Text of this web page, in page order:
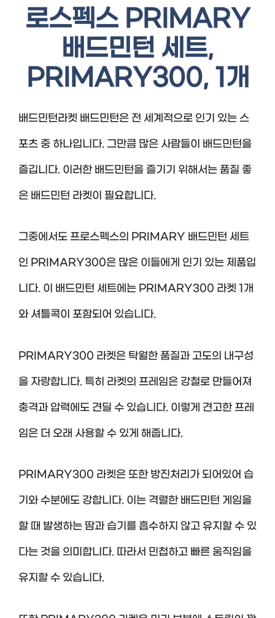
로스펙스 PRIMARY
배드민턴 세트,
PRIMARY300, 1개
배드민턴라켓 배드민턴은 전 세계적으로 인기 있는 스
포츠 중 하나입니다. 그만큼 많은 사람들이 배드민턴을
즐깁니다. 이러한 배드민턴을 즐기기 위해서는 품질 좋
은 배드민턴 라켓이 필요합니다.
그중에서도 프로스펙스의 PRIMARY 배드민턴 세트
인 PRIMARY300은 많은 이들에게 인기 있는 제품입
니다. 이 배드민턴 세트에는 PRIMARY300 라켓 1개
와 셔틀콕이 포함되어 있습니다.
PRIMARY300 라켓은 탁월한 품질과 고도의 내구성
을 자랑합니다. 특히 라켓의 프레임은 강철로 만들어져
충격과 압력에도 견딜 수 있습니다. 이렇게 견고한 프레
임은 더 오래 사용할 수 있게 해줍니다.
PRIMARY300 라켓은 또한 방진처리가 되어있어 습
기와 수분에도 강합니다. 이는 격렬한 배드민턴 게임을
할 때 발생하는 땀과 습기를 흡수하지 않고 유지할 수 있
다는 것을 의미합니다. 따라서 민첩하고 빠른 움직임을
유지할 수 있습니다.